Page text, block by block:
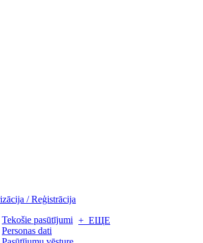
/ Reģistrācija
Tekošie pasūtījumi
Personas dati
+ ЕЩЕ